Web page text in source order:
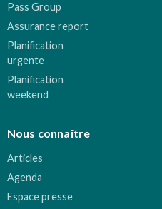
Pass Group
Assurance report
Planification
urgente
Planification
weekend
Nous connaître
Articles
Agenda
Espace presse